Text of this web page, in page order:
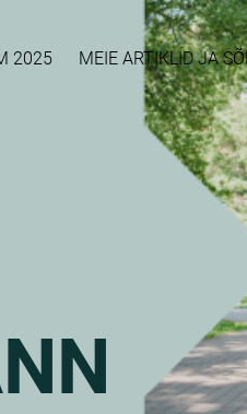
2025 MEIE ARTIKLID JA